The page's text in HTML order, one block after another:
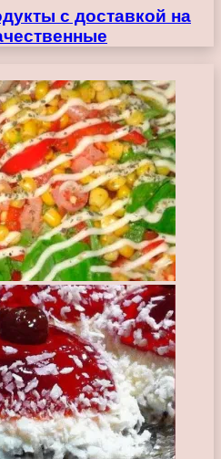
с доставкой на